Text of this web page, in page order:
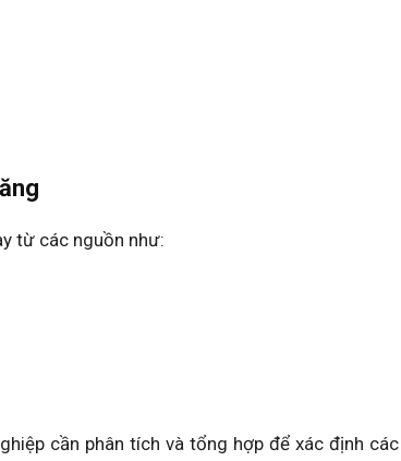
từ các nguồn như:
cần phân tích và tổng hợp để xác định các